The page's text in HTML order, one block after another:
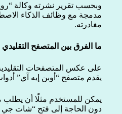
وبحسب تقرير نشرته وكالة
مدمجة مع وظائف الذكاء
مغادرته.
ما الفرق بين المتصفح
على عكس المتصفحات
يقدم متصفح “أوبن إيه آي”
يمكن للمستخدم مثلًا أن
دون الحاجة إلى فتح “شات جي